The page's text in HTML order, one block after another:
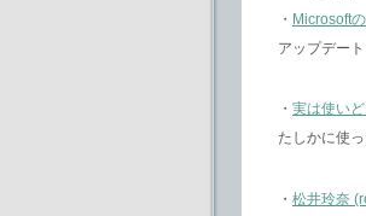
・ Microsoft
アップデー
・ 実は使い
たしかに使っ
・ 松井玲奈